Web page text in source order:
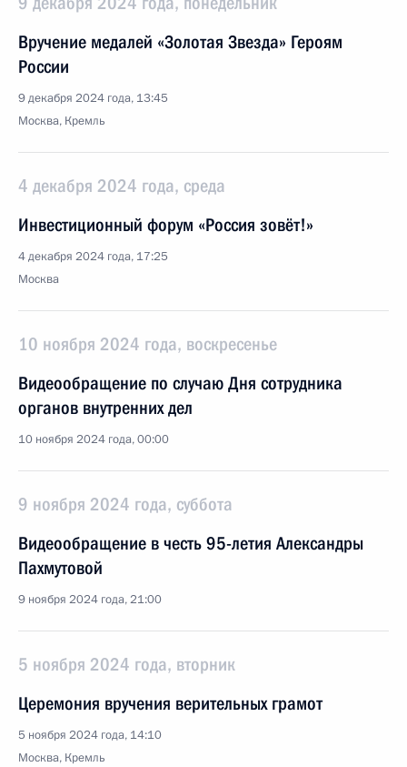
Вручение медалей «Золотая Звезда» Героям
России
9 декабря 2024 года, 13:45
Москва, Кремль
4 декабря 2024 года, среда
Инвестиционный форум «Россия зовёт!»
4 декабря 2024 года, 17:25
Москва
10 ноября 2024 года, воскресенье
Видеообращение по случаю Дня сотрудника
органов внутренних дел
10 ноября 2024 года, 00:00
9 ноября 2024 года, суббота
Видеообращение в честь 95-летия Александры
Пахмутовой
9 ноября 2024 года, 21:00
5 ноября 2024 года, вторник
Церемония вручения верительных грамот
5 ноября 2024 года, 14:10
Москва, Кремль